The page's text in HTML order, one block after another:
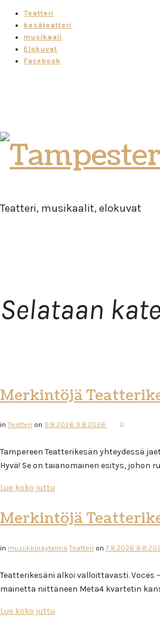
Teatteri
kesäteatteri
musikaali
Elokuvat
Facebook
Tampester
Teatro
Teatteri, musikaalit, elokuvat
Selataan
Merkintöjä
inTeatteri on 9.8.2026 9.8.2026 0
Tampereen Teatterikesän yhteydessä
Hyvä! Se on taianomainen esitys,
Lue koko juttu
Merkintöjä
in musiikkinäytelmä Teatteri on 7.8.2026
Teatterikesäni alkoi valloittavasti.
mainetta niittäneen Meta4 kvartetin
Lue koko juttu